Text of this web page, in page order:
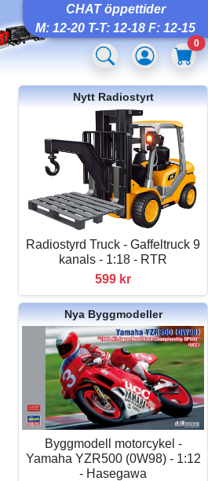
CHAT öppettider
M: 12-20 T-T: 12-18 F: 12-15
0
Nytt Radiostyrt
Radiostyrd Truck - Gaffeltruck 9
kanals - 1:18 - RTR
599 kr
Nya Byggmodeller
Byggmodell motorcykel -
Yamaha YZR500 (0W98) - 1:12
- Hasegawa